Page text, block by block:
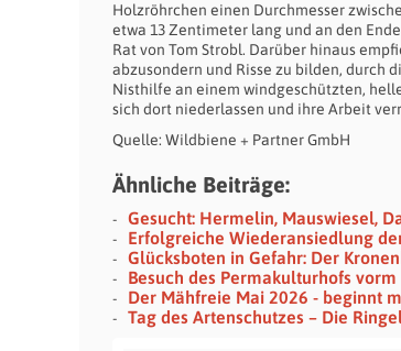
Holzröhrchen einen Durchmesser
etwa 13 Zentimeter lang und an den
Rat von Tom Strobl. Darüber hinaus
abzusondern und Risse zu bilden, durch
Nisthilfe an einem windgeschützten,
sich dort niederlassen und ihre Arbeit
Quelle: Wildbiene + Partner GmbH
Ähnliche Beiträge:
Gesucht: Hermelin, Mauswiesel,
Erfolgreiche Wiederansiedlung
Glücksboten in Gefahr: Der
Besuch des Permakulturhofs
Der Mähfreie Mai 2026 - beginnt
Tag des Artenschutzes – Die